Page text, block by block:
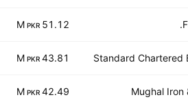
51.12 M
PKR
Standard Chartered
43.81 M
PKR
Mughal Iron
42.49 M
PKR